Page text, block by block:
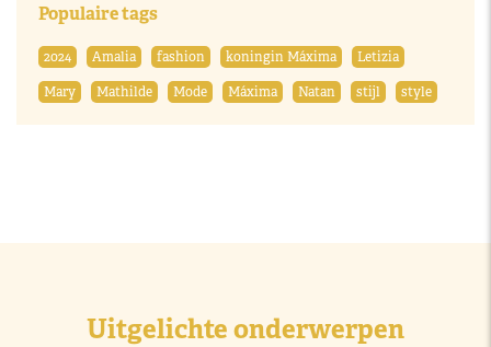
Populaire tags
2024 Amalia fashion koningin Máxima
Letizia
Mary
Mathilde Mode Máxima Natan stijl style
Uitgelichte onderwerpen